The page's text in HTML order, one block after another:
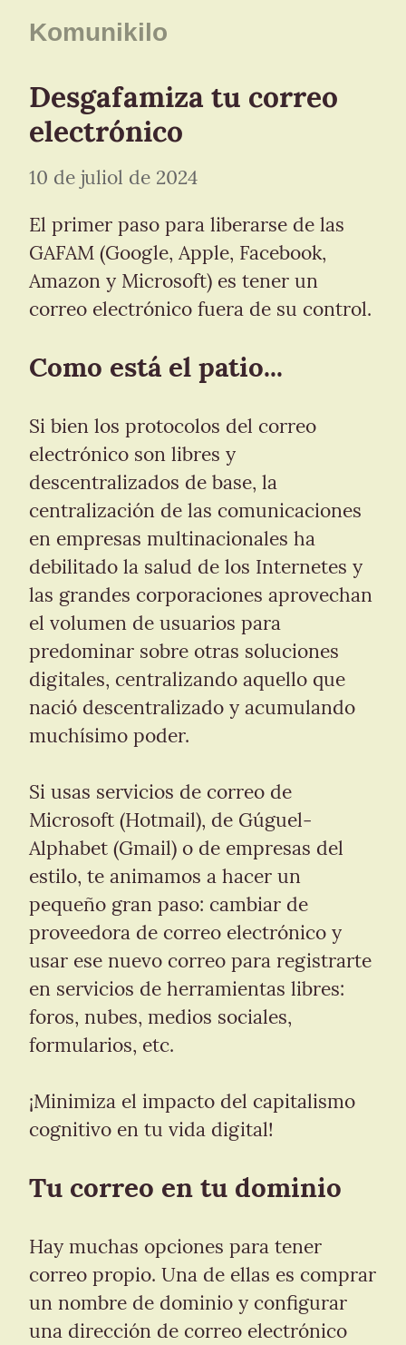
Komunikilo
Desgafamiza tu correo
electrónico
10 de juliol de 2024
El primer paso para liberarse de las
GAFAM (Google, Apple, Facebook,
Amazon y Microsoft) es tener un
correo electrónico fuera de su control.
Como está el patio...
Si bien los protocolos del correo
electrónico son libres y
descentralizados de base, la
centralización de las comunicaciones
en empresas multinacionales ha
debilitado la salud de los Internetes y
las grandes corporaciones aprovechan
el volumen de usuarios para
predominar sobre otras soluciones
digitales, centralizando aquello que
nació descentralizado y acumulando
muchísimo poder.
Si usas servicios de correo de
Microsoft (Hotmail), de Gúguel-
Alphabet (Gmail) o de empresas del
estilo, te animamos a hacer un
pequeño gran paso: cambiar de
proveedora de correo electrónico y
usar ese nuevo correo para registrarte
en servicios de herramientas libres:
foros, nubes, medios sociales,
formularios, etc.
¡Minimiza el impacto del capitalismo
cognitivo en tu vida digital!
Tu correo en tu dominio
Hay muchas opciones para tener
correo propio. Una de ellas es comprar
un nombre de dominio y configurar
una dirección de correo electrónico